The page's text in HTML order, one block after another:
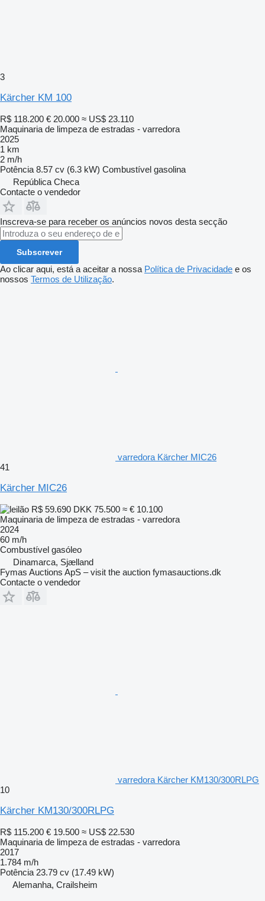
3
Kärcher KM 100
R$ 118.200 € 20.000 ≈ US$ 23.110
Maquinaria de limpeza de estradas - varredora
2025
1 km
2 m/h
Potência 8.57 cv (6.3 kW) Combustível gasolina
República Checa
Contacte o vendedor
Inscreva-se para receber os anúncios novos desta secção
Subscrever
Ao clicar aqui, está a aceitar a nossa Política de Privacidade e os
nossos Termos de Utilização.
varredora Kärcher MIC26
41
Kärcher MIC26
R$ 59.690 DKK 75.500 ≈ € 10.100
Maquinaria de limpeza de estradas - varredora
2024
60 m/h
Combustível gasóleo
Dinamarca, Sjælland
Fymas Auctions ApS – visit the auction fymasauctions.dk
Contacte o vendedor
varredora Kärcher KM130/300RLPG
10
Kärcher KM130/300RLPG
R$ 115.200 € 19.500 ≈ US$ 22.530
Maquinaria de limpeza de estradas - varredora
2017
1.784 m/h
Potência 23.79 cv (17.49 kW)
Alemanha, Crailsheim